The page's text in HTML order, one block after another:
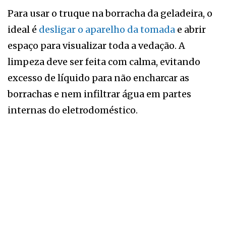
Para usar o truque na borracha da geladeira, o
ideal é desligar o aparelho da tomada e abrir
espaço para visualizar toda a vedação. A
limpeza deve ser feita com calma, evitando
excesso de líquido para não encharcar as
borrachas e nem infiltrar água em partes
internas do eletrodoméstico.